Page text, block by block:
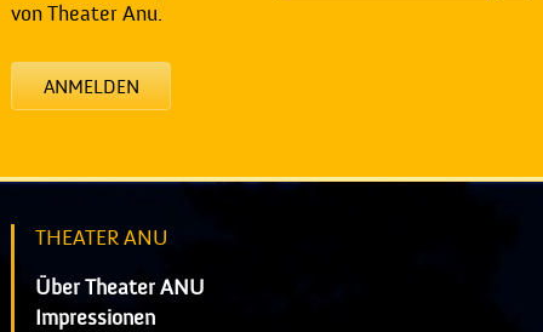
von Theater Anu.
ANMELDEN
THEATER ANU
Über Theater ANU
Impressionen